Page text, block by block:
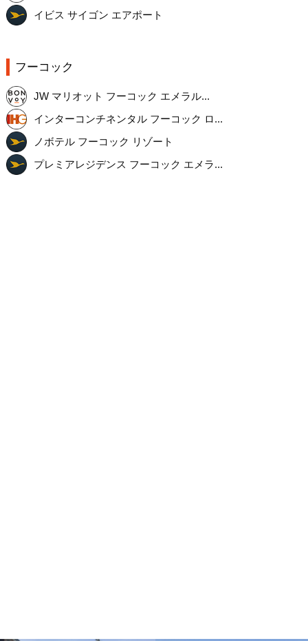
イビス サイゴン エアポート
フーコック
JW マリオット フーコック エメラル...
インターコンチネンタル フーコック ロ...
ノボテル フーコック リゾート
プレミアレジデンス フーコック エメラ...